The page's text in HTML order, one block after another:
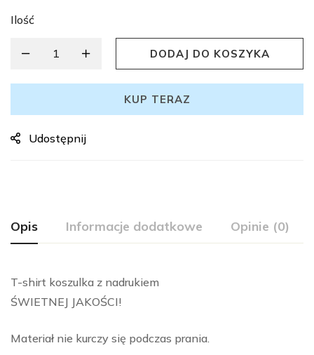
Ilość
DODAJ DO KOSZYKA
KUP TERAZ
Udostępnij
Opis Informacje dodatkowe Opinie (0)
T-shirt koszulka z nadrukiem
ŚWIETNEJ JAKOŚCI!
Materiał nie kurczy się podczas prania.